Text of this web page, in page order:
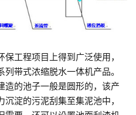
工程项目上得到广泛使用，
带式浓缩脱水一体机产品。
造的池子一般是圆形的，该产
淀的污泥刮集至集泥池中，